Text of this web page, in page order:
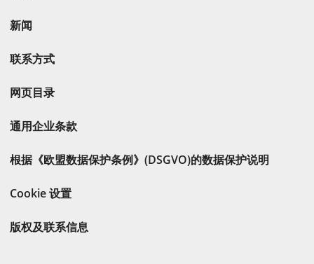
新闻
联系方式
网页目录
通用企业条款
根据《欧盟数据保护条例》(DSGVO)的数据保护说明
Cookie 设置
版权及联系信息